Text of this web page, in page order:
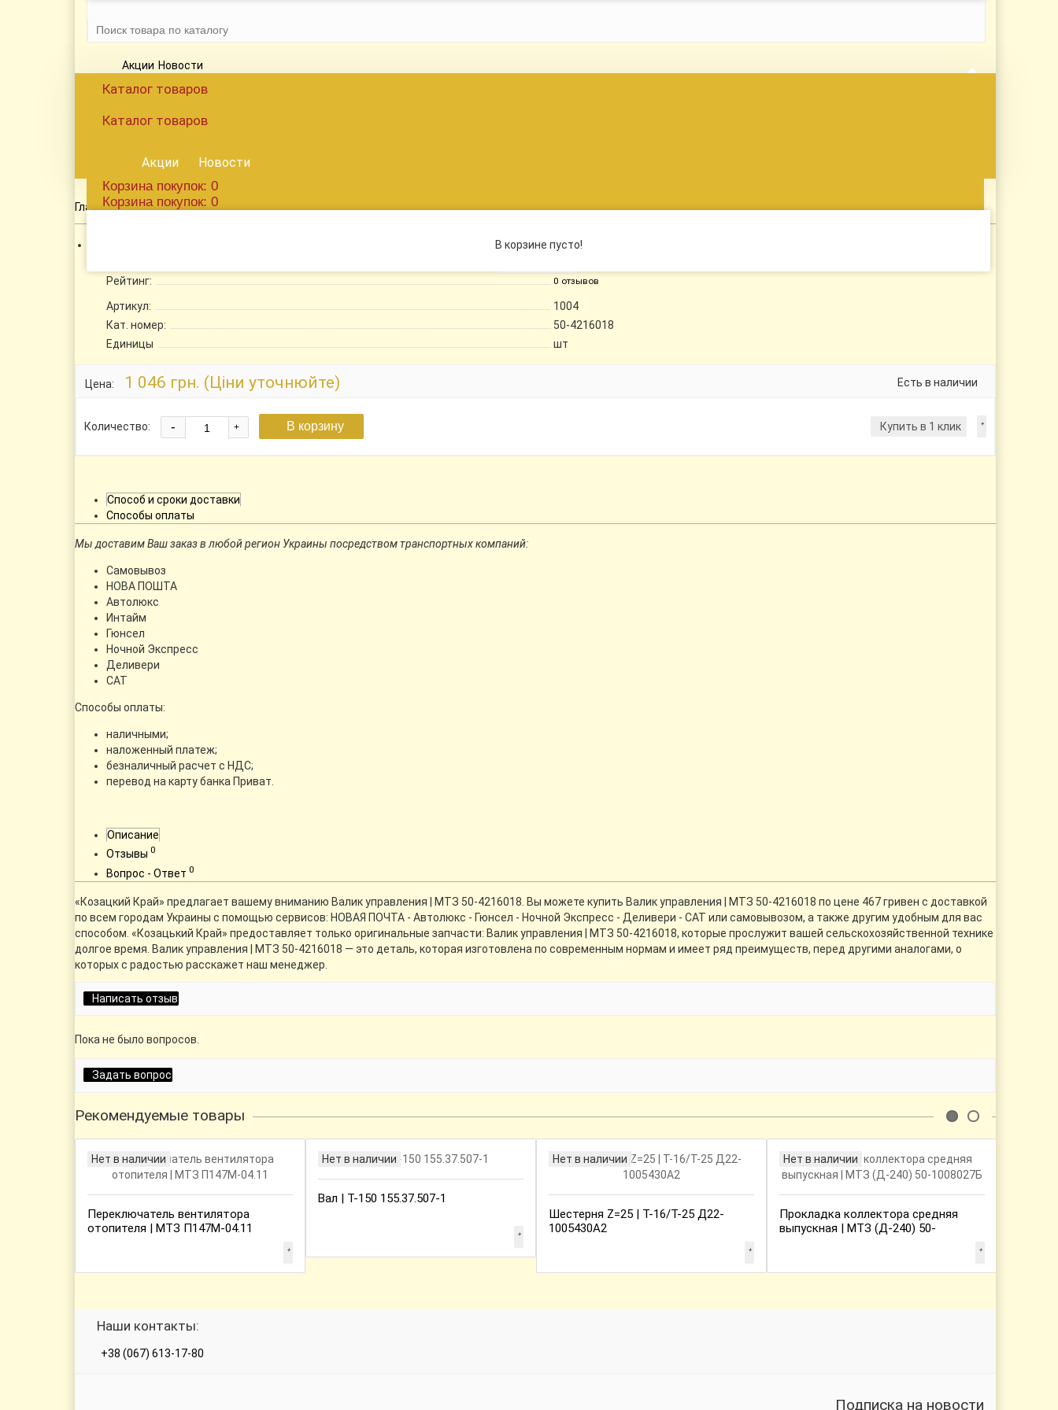
Акции Новости
Каталог товаров
Каталог товаров
Акции
Новости
Корзинапокупок: 0
Корзинапокупок: 0
В корзине пусто!
ГлавнаяЗапчасти к тракторам Валик управления | МТЗ 50-4216018 - 1004
Рейтинг:
0 отзывов
Артикул:
1004
Кат. номер:
50-4216018
Единицы
шт
Цена: 1 046 грн. (Ціни уточнюйте) Есть в наличии
Количество: +
- В корзину Купить в 1 клик
Способ и сроки доставки
Способы оплаты
Мы доставим Ваш заказ в любой регион Украины посредством транспортных компаний:
Самовывоз
НОВА ПОШТА
Автолюкс
Интайм
Гюнсел
Ночной Экспресс
Деливери
CАТ
Способы оплаты:
наличными;
наложенный платеж;
безналичный расчет с НДС;
перевод на карту банка Приват.
Описание
Отзывы 0
Вопрос - Ответ 0
«Козацкий Край» предлагает вашему вниманию Валик управления | МТЗ 50-4216018. Вы можете купить Валик управления | МТЗ 50-4216018 по цене 467 гривен с доставкой
по всем городам Украины с помощью сервисов: НОВАЯ ПОЧТА - Автолюкс - Гюнсел - Ночной Экспресс - Деливери - CАТ или самовывозом, а также другим удобным для вас
способом. «Козацький Край» предоставляет только оригинальные запчасти: Валик управления | МТЗ 50-4216018, которые прослужит вашей сельскохозяйственной технике
долгое время. Валик управления | МТЗ 50-4216018 — это деталь, которая изготовлена по современным нормам и имеет ряд преимуществ, перед другими аналогами, о
которых с радостью расскажет наш менеджер.
Написать отзыв
Пока не было вопросов.
Задать вопрос
Рекомендуемые товары
Нет в наличии
Переключатель вентилятора
отопителя | МТЗ П147М-04.11
Нет в наличии
Вал | Т-150 155.37.507-1
Нет в наличии
Шестерня Z=25 | Т-16/Т-25 Д22-
1005430А2
Нет в наличии
Прокладка коллектора средняя
выпускная | МТЗ (Д-240) 50-
Наши контакты:
+38 (067) 613-17-80
Подписка на новости